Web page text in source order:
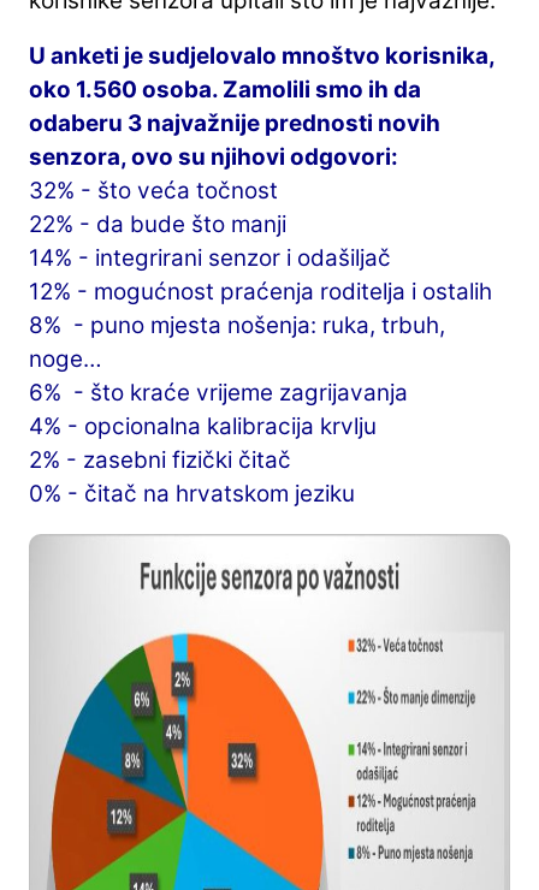
U anketi je sudjelovalo mnoštvo korisnika,
oko 1.560 osoba. Zamolili smo ih da
odaberu 3 najvažnije prednosti novih
senzora, ovo su njihovi odgovori:
32% - što veća točnost
22% - da bude što manji
14% - integrirani senzor i odašiljač
12% - mogućnost praćenja roditelja i ostalih
8% - puno mjesta nošenja: ruka, trbuh,
noge…
6% - što kraće vrijeme zagrijavanja
4% - opcionalna kalibracija krvlju
2% - zasebni fizički čitač
0% - čitač na hrvatskom jeziku